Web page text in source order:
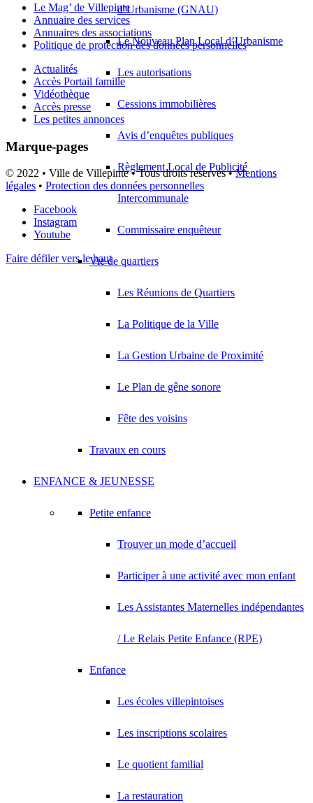
d’Urbanisme (GNAU)
Le Nouveau Plan Local d’Urbanisme
Les autorisations
Cessions immobilières
Avis d’enquêtes publiques
Règlement Local de Publicité
Intercommunale
Commissaire enquêteur
Vie de quartiers
Les Réunions de Quartiers
La Politique de la Ville
La Gestion Urbaine de Proximité
Le Plan de gêne sonore
Fête des voisins
Travaux en cours
ENFANCE & JEUNESSE
Petite enfance
Trouver un mode d’accueil
Participer à une activité avec mon enfant
Les Assistantes Maternelles indépendantes
/ Le Relais Petite Enfance (RPE)
Enfance
Les écoles villepintoises
Les inscriptions scolaires
Le quotient familial
La restauration
Le Mag’ de Villepinte
Annuaire des services
Annuaires des associations
Politique de protection des données personnelles
Actualités
Accès Portail famille
Vidéothèque
Accès presse
Les petites annonces
Marque-pages
© 2022 • Ville de Villepinte • Tous droits réservés •Mentions
légales • Protection des données personnelles
Facebook
Instagram
Youtube
Faire défiler vers le haut